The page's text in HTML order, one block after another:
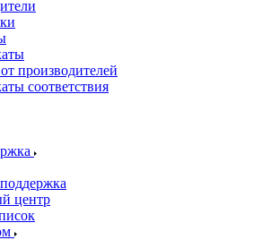
производителей
соответствия
центр